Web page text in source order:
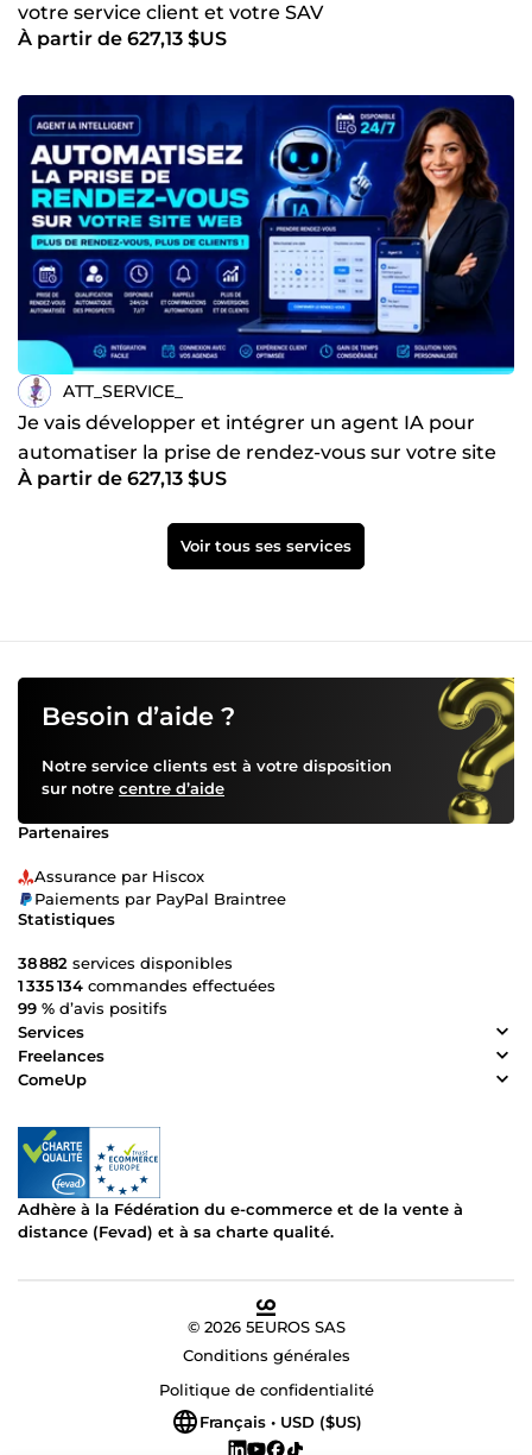
votre service client et votre SAV
À partir de 627,13 $US
ATT_SERVICE_
Je vais développer et intégrer un agent IA pour
automatiser la prise de rendez-vous sur votre site
web
À partir de 627,13 $US
Voir tous ses services
Besoin d’aide ?
Notre service clients est à votre disposition
sur notre centre d’aide
Partenaires
Assurance par Hiscox
Paiements par PayPal Braintree
Statistiques
38 882 services disponibles
1 335 134 commandes effectuées
99 % d’avis positifs
Services
Freelances
ComeUp
Adhère à la Fédération du e-commerce et de la vente à
distance (Fevad) et à sa charte qualité.
© 2026 5EUROS SAS
Conditions générales
Politique de confidentialité
Français • USD ($US)